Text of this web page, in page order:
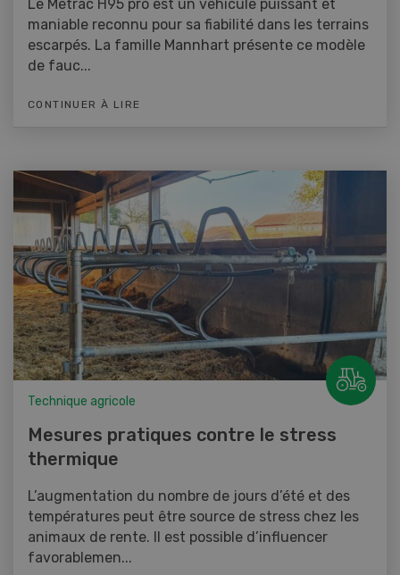
Le Metrac H95 pro est un véhicule puissant et
maniable reconnu pour sa fiabilité dans les terrains
escarpés. La famille Mannhart présente ce modèle
de fauc...
CONTINUER À LIRE
Technique agricole
Mesures pratiques contre le stress
thermique
L’augmentation du nombre de jours d’été et des
températures peut être source de stress chez les
animaux de rente. Il est possible d’influencer
favorablemen...